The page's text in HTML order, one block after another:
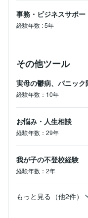
事務・ビジネスサポー
経験年数 :5年
その他ツール
実母の鬱病、パニック
経験年数：10年
お悩み・人生相談
経験年数：29年
我が子の不登校経験
経験年数：2年
もっと見る（他2件）